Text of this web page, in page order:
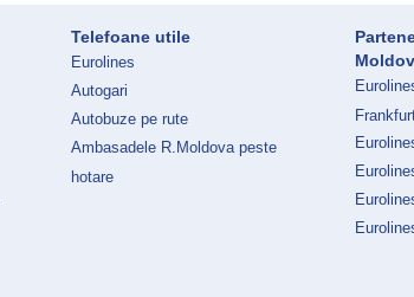
Telefoane utile
Eurolines
Autogari
Autobuze pe rute
Ambasadele R.Moldova peste
hotare